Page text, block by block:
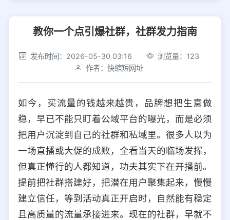
社交平台 电商平台
选择防红平台类型，避免链接被拦截
iOS Android PC 其他
选择允许访问的平台类型
教你一个点引爆社群，社群发力指南
发布时间：2026-05-30 03:16
浏览量：123
作者：快缩短网址
如今，买流量的钱越来越贵，品牌想把生意做
稳，早已不能只盯着公域平台的曝光，而是必须
把用户沉淀到自己的社群和私域里。很多人以为
一场直播或大促的成败，全看当天的临场发挥，
但真正懂行的人都知道，功夫其实下在开播前。
提前把社群搭建好，把潜在用户聚集起来，慢慢
建立信任，等到活动真正开启时，自然能有稳定
且高质量的流量承接进来。现在的社群，早就不